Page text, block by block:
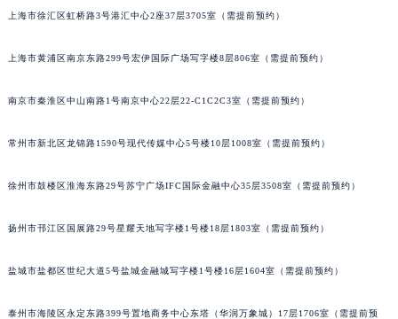
上海市徐汇区虹桥路3号港汇中心2座37层3705室（需提前预约）
上海市黄浦区南京东路299号宏伊国际广场写字楼8层806室（需提前预约）
南京市秦淮区中山南路1号南京中心22层22-C1C2C3室（需提前预约）
常州市新北区龙锦路1590号现代传媒中心5号楼10层1008室（需提前预约）
徐州市鼓楼区淮海东路29号苏宁广场IFC国际金融中心35层3508室（需提前预约）
扬州市邗江区国展路29号星耀天地写字楼1号楼18层1803室（需提前预约）
盐城市盐都区世纪大道5号盐城金融城写字楼1号楼16层1604室（需提前预约）
泰州市海陵区永定东路399号置地商务中心东塔（华润万象城）17层1706室（需提前预